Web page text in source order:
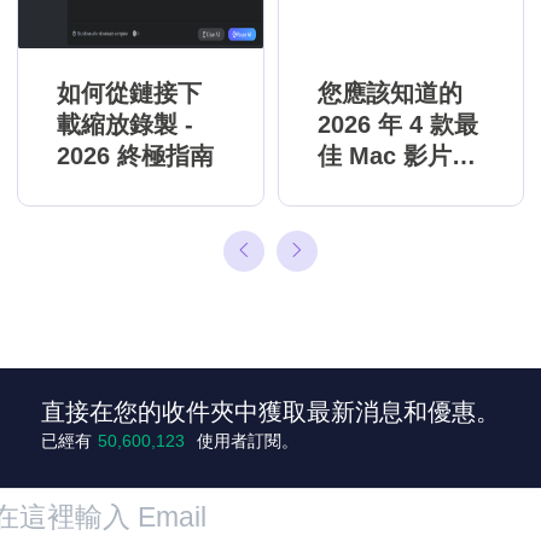
如何從鏈接下
載縮放錄製 -
2026 終極指南
您應該知道的
2026 年 4 款最
佳 Mac 影片下
直接在您的收件夾中獲取最新消息和優惠。
已經有 50,600,123 使用者訂閱。
+7